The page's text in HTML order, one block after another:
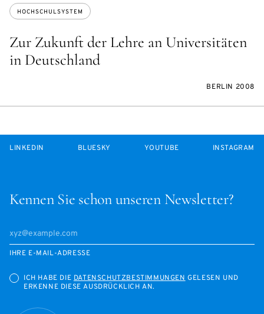
Zur Zukunft der Lehre an Universitäten
in Deutschland
HOCHSCHULSYSTEM
BERLIN 2008
Kennen Sie schon unseren Newsletter?
IHRE E-MAIL-ADRESSE
ICH HABE DIE DATENSCHUTZBESTIMMUNGEN GELESEN UND
ERKENNE DIESE AUSDRÜCKLICH AN.
LINKEDIN BLUESKY YOUTUBE INSTAGRAM